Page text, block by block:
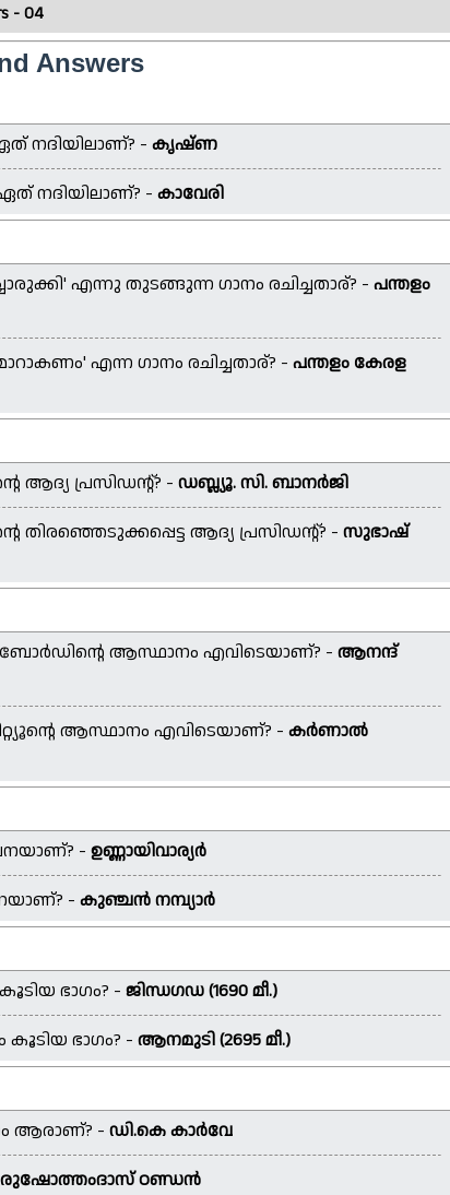
- 04
Answers
നദിയിലാണ്? - കൃഷ്ണ
നദിയിലാണ്? - കാവേരി
എന്നു തുടങ്ങുന്ന ഗാനം രചിച്ചതാര്? - പന്തളം
എന്ന ഗാനം രചിച്ചതാര്? - പന്തളം കേരള
ആദ്യ പ്രസിഡന്റ്? - ഡബ്ല്യൂ. സി. ബാനർജി
ആദ്യ പ്രസിഡന്റ്? - സുഭാഷ്
ആസ്ഥാനം എവിടെയാണ്? - ആനന്ദ്
ആസ്ഥാനം എവിടെയാണ്? - കർണാൽ
- ഉണ്ണായിവാര്യർ
- കുഞ്ചൻ നമ്പ്യാർ
ഭാഗം? - ജിന്ധഗഡ (1690 മീ.)
കൂടിയ ഭാഗം? - ആനമുടി (2695 മീ.)
ആരാണ്? - ഡി.കെ കാർവേ
ഠണ്ഡൻ